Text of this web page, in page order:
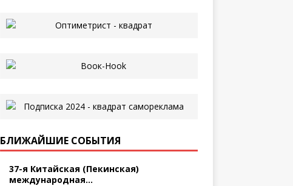
БЛИЖАЙШИЕ СОБЫТИЯ
37-я Китайская (Пекинская)
международная...